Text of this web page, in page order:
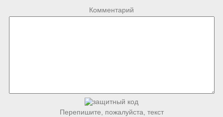
Комментарий
Перепишите, пожалуйста, текст